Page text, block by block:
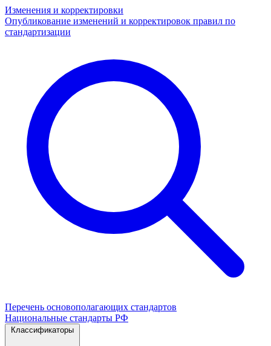
Изменения и корректировки
Опубликование изменений и корректировок правил по
стандартизации
Перечень основополагающих стандартов
Национальные стандарты РФ
Классификаторы